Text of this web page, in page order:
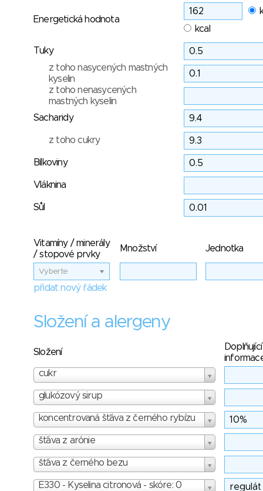
Energetická hodnota
kcal
Tuky
z toho nasycených mastných
kyselin
z toho nenasycených
mastných kyselin
Sacharidy
z toho cukry
Bílkoviny
Vláknina
Sůl
Vitamíny / minerály
/ stopové prvky
Množství Jednotka
Vyberte
přidat nový řádek
Složení a alergeny
Složení
Doplňující
cukr
glukózový sirup
koncentrovaná šťáva z černého rybízu
šťáva z arónie
šťáva z černého bezu
E330 - Kyselina citronová - skóre: 0